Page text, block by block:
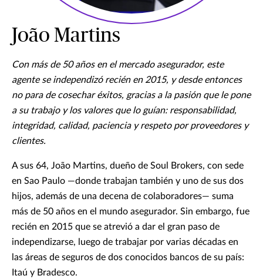
João Martins
Con más de 50 años en el mercado asegurador, este
agente se independizó recién en 2015, y desde entonces
no para de cosechar éxitos, gracias a la pasión que le pone
a su trabajo y los valores que lo guían: responsabilidad,
integridad, calidad, paciencia y respeto por proveedores y
clientes.
A sus 64, João Martins, dueño de Soul Brokers, con sede
en Sao Paulo —donde trabajan también y uno de sus dos
hijos, además de una decena de colaboradores— suma
más de 50 años en el mundo asegurador. Sin embargo, fue
recién en 2015 que se atrevió a dar el gran paso de
independizarse, luego de trabajar por varias décadas en
las áreas de seguros de dos conocidos bancos de su país:
Itaú y Bradesco.